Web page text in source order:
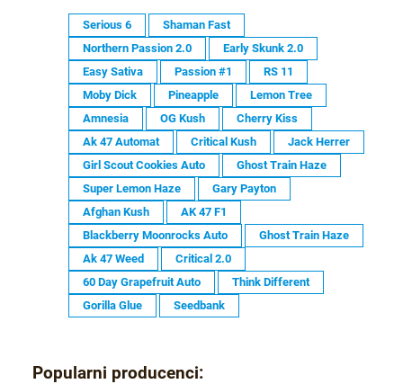
Serious 6
Shaman Fast
Northern Passion 2.0
Early Skunk 2.0
Easy Sativa
Passion #1
RS 11
Moby Dick
Pineapple
Lemon Tree
Amnesia
OG Kush
Cherry Kiss
Ak 47 Automat
Critical Kush
Jack Herrer
Girl Scout Cookies Auto
Ghost Train Haze
Super Lemon Haze
Gary Payton
Afghan Kush
AK 47 F1
Blackberry Moonrocks Auto
Ghost Train Haze
Ak 47 Weed
Critical 2.0
60 Day Grapefruit Auto
Think Different
Gorilla Glue
Seedbank
Popularni producenci: